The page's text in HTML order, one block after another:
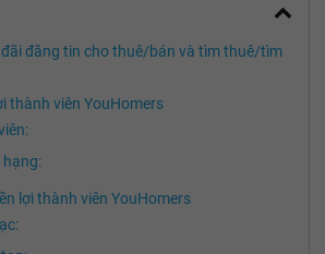
đăng tin cho thuê/bán và tìm thuê/tìm
thành viên YouHomers
hạng:
lợi thành viên YouHomers